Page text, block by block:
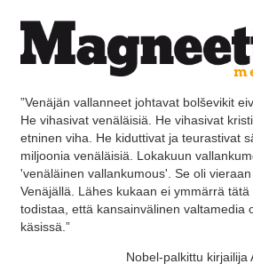
”Venäjän vallanneet johtavat bolševikit
He vihasivat venäläisiä. He vihasivat
etninen viha. He kiduttivat ja teurastivat
miljoonia venäläisiä. Lokakuun
'venäläinen vallankumous'. Se oli
Venäjällä. Lähes kukaan ei ymmärrä tätä
todistaa, että kansainvälinen valtamedia
käsissä.”
Nobel-palkittu kirjailija